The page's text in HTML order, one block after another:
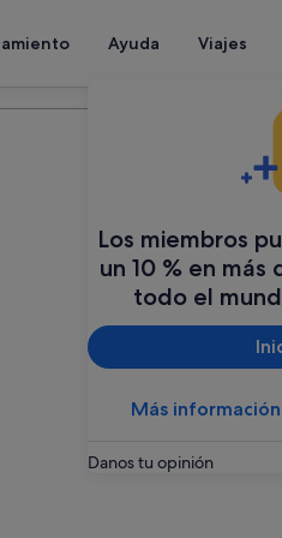
Ayuda Viajes
Los miembros
un 10 % en
todo el
Más
Danos tu opinión